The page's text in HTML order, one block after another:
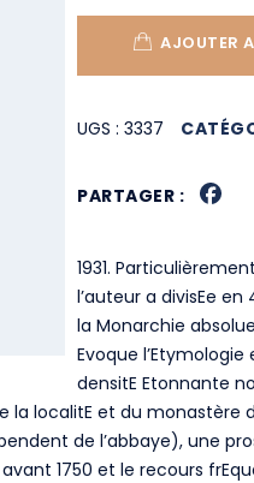
AJOUTER
UGS :3337
PARTAGER :
1931.
l’auteur a divisEe
la Monarchie
Evoque
densitE Etonnante
localitE et du monastère
de l’abbaye), une
1750 et le recours